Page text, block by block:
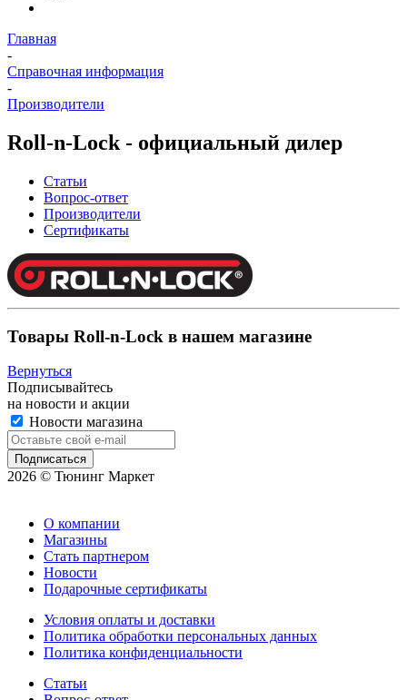
Главная
-
Справочная информация
-
Производители
Roll-n-Lock - официальный дилер
Статьи
Вопрос-ответ
Производители
Сертификаты
Товары Roll-n-Lock в нашем магазине
Вернуться
Подписывайтесь
на новости и акции
Новости магазина
2026 © Тюнинг Маркет
О компании
Магазины
Стать партнером
Новости
Подарочные сертификаты
Условия оплаты и доставки
Политика обработки персональных данных
Политика конфиденциальности
Статьи